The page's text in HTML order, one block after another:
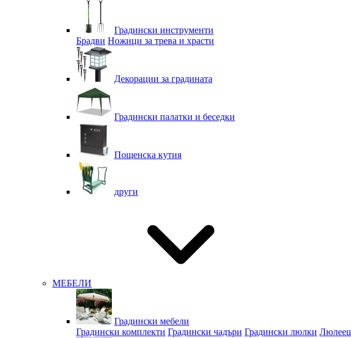
Градински инструменти
Брадви Ножици за трева и храсти
Декорации за градината
Градински палатки и беседки
Пощенска кутия
други
МЕБЕЛИ
Градински мебели
Градински комплекти Градински чадъри Градински люлки